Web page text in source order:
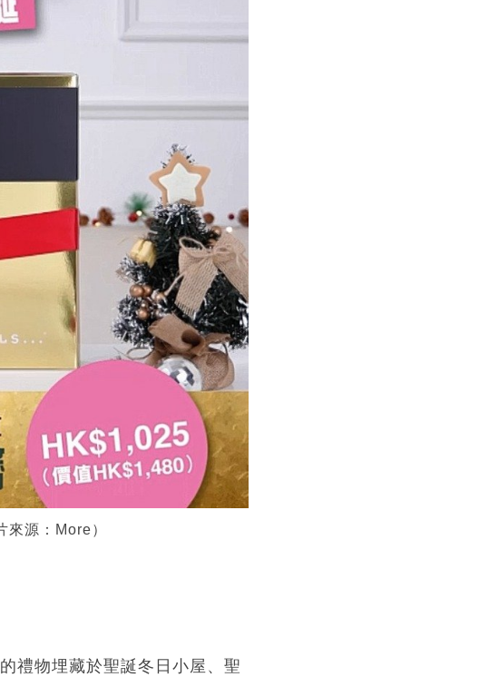
源：More）
禮物埋藏於聖誕冬日小屋、聖